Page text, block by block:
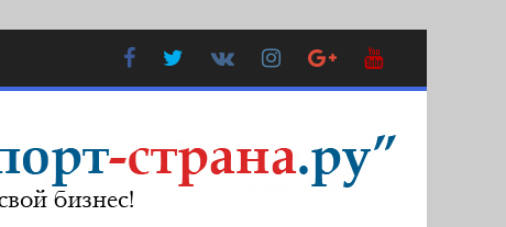
FacebookTwitter
Контакте
Instagram
Google
Plus